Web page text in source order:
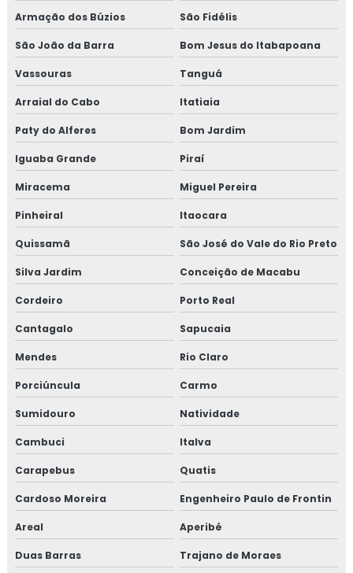
Armação dos Búzios São Fidélis
São João da Barra Bom Jesus do Itabapoana
Vassouras Tanguá
Arraial do Cabo Itatiaia
Paty do Alferes Bom Jardim
Iguaba Grande Piraí
Miracema Miguel Pereira
Pinheiral Itaocara
Quissamã São José do Vale do Rio Preto
Silva Jardim Conceição de Macabu
Cordeiro Porto Real
Cantagalo Sapucaia
Mendes Rio Claro
Porciúncula Carmo
Sumidouro Natividade
Cambuci Italva
Carapebus Quatis
Cardoso Moreira Engenheiro Paulo de Frontin
Areal Aperibé
Duas Barras Trajano de Moraes